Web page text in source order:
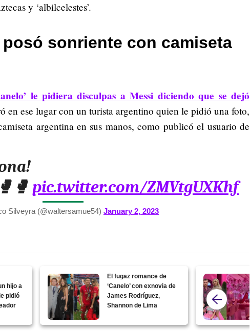
y ‘albilcelestes’.
posó sonriente con camiseta
le pidiera disculpas a Messi diciendo que se dejó
en ese lugar con un turista argentino quien le pidió una foto,
argentina en sus manos, como publicó el usuario de
pic.twitter.com/ZMVtgUXKhf
Silveyra (@waltersamue54) January 2, 2023
hijo a
pidió
El fugaz romance de
‘Canelo’ con exnovia de
James Rodríguez,
Shannon de Lima